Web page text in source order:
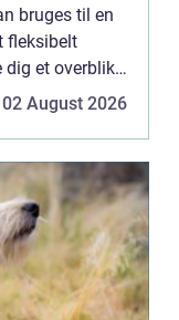
bruges til en
fleksibelt
dig et overblik
det
02 August 2026